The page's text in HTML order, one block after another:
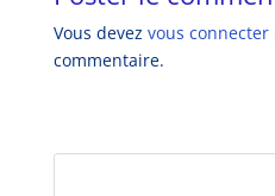
Vous devez vous connecter
commentaire.